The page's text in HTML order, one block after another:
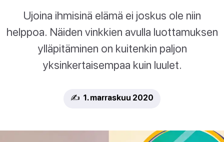
Ujoina ihmisinä elämä ei joskus ole niin
helppoa. Näiden vinkkien avulla luottamuksen
ylläpitäminen on kuitenkin paljon
yksinkertaisempaa kuin luulet.
✍️ 1. marraskuu 2020